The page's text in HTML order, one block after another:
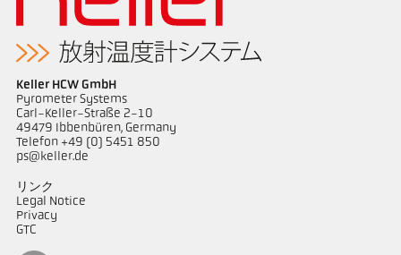
Keller HCW GmbH
Pyrometer Systems
Carl-Keller-Straße 2-10
49479 Ibbenbüren, Germany
Telefon +49 (0) 5451 850
ps@keller.de
リンク
Legal Notice
Privacy
GTC